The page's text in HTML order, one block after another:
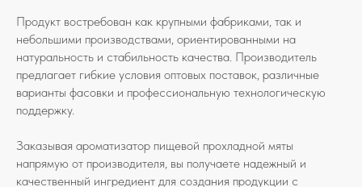
Продукт востребован как крупными фабриками, так и
небольшими производствами, ориентированными на
натуральность и стабильность качества. Производитель
предлагает гибкие условия оптовых поставок, различные
варианты фасовки и профессиональную технологическую
поддержку.
Заказывая ароматизатор пищевой прохладной мяты
напрямую от производителя, вы получаете надежный и
качественный ингредиент для создания продукции с